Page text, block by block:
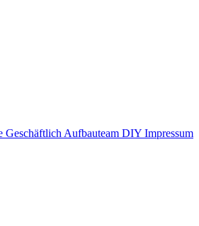
Geschäftlich Aufbauteam DIY Impressum